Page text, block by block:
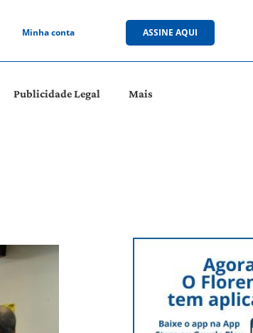
Minha conta ASSINE AQUI
Publicidade Legal Mais